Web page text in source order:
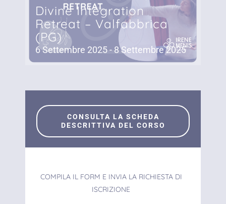
Divine Integration
Retreat – Valfabbrica
(PG)
6 Settembre 2025- 8 Settembre 2025
CONSULTA LA SCHEDA
DESCRITTIVA DEL CORSO
COMPILA IL FORM E INVIA LA RICHIESTA DI
ISCRIZIONE